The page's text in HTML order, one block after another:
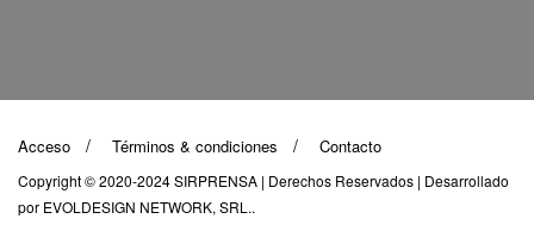
Acceso Términos & condiciones Contacto
Copyright © 2020-2024 SIRPRENSA | Derechos Reservados | Desarrollado
por EVOLDESIGN NETWORK, SRL..